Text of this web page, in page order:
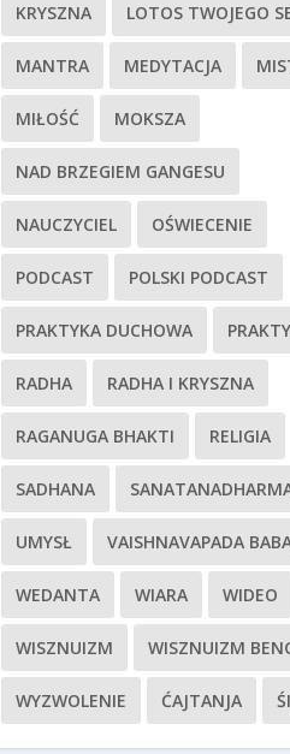
KRYSZNA LOTOS TWOJEGO
MANTRA MEDYTACJA
MIŁOŚĆ MOKSZA
NAD BRZEGIEM GANGESU
NAUCZYCIEL OŚWIECENIE
PODCAST POLSKI PODCAST
PRAKTYKA DUCHOWA
RADHA RADHA I KRYSZNA
RAGANUGA BHAKTI RELIGIA
SADHANA
UMYSŁ VAISHNAVAPADA
WEDANTA WIARA WIDEO
WISZNUIZM WISZNUIZM
WYZWOLENIE ĆAJTANJA